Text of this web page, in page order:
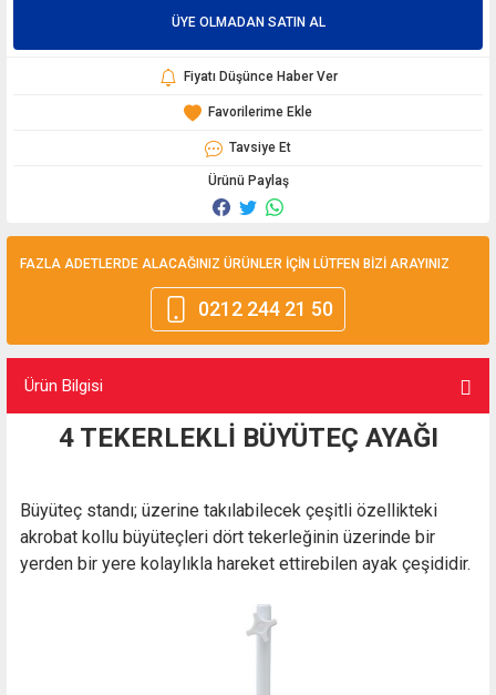
ÜYE OLMADAN SATIN AL
Fiyatı Düşünce Haber Ver
Tavsiye Et
Ürünü Paylaş
FAZLA ADETLERDE ALACAĞINIZ ÜRÜNLER İÇİN LÜTFEN BİZİ ARAYINIZ
0212 244 21 50
Ürün Bilgisi
4 TEKERLEKLİ BÜYÜTEÇ AYAĞI
Büyüteç standı; üzerine takılabilecek çeşitli özellikteki
akrobat kollu büyüteçleri dört tekerleğinin üzerinde bir
yerden bir yere kolaylıkla hareket ettirebilen ayak çeşididir.